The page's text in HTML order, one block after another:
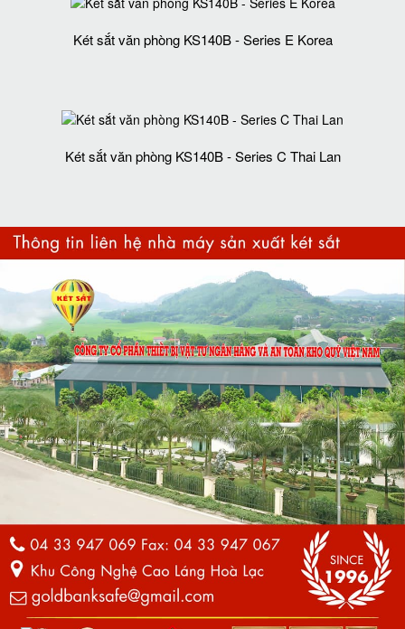
Két sắt văn phòng KS140B - Series E Korea
Két sắt văn phòng KS140B - Series C Thai Lan